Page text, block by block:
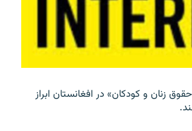
زنان و کودکان» در افغانستان ابراز